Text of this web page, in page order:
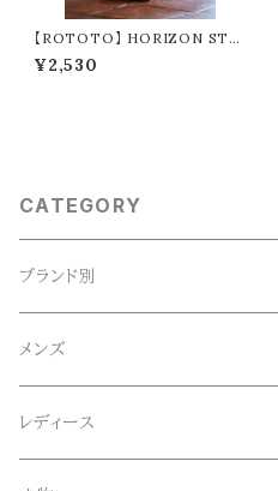
【ROTOTO】 HORIZON STRI
¥2,530
CATEGORY
ブランド別
ACE SNKR(エーススニーカー)
Anapau,Seaing,ANAPAU UG
メンズ
トップス
レディース